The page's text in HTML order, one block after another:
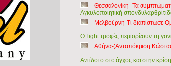
Θεσσαλονίκη -Τα
Αγκυλοποιητική
Μελβούρνη-Τι διαπίστωσε
Οι light τροφές περιορίζουν τη
Αθήνα-(Ανταπόκριση
Αντίδοτο στο άγχος και στην